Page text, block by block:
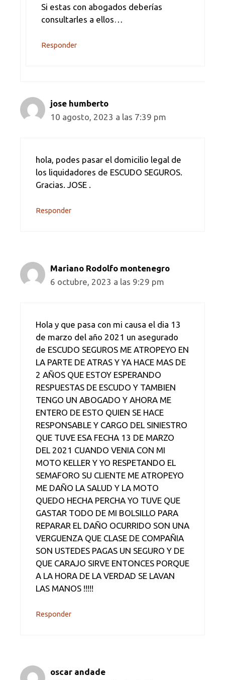
Si estas con abogados deberías
consultarles a ellos…
Responder
jose humberto
10 agosto, 2023 a las 7:39 pm
hola, podes pasar el domicilio legal de
los liquidadores de ESCUDO SEGUROS.
Gracias. JOSE .
Responder
Mariano Rodolfo montenegro
6 octubre, 2023 a las 9:29 pm
Hola y que pasa con mi causa el dia 13
de marzo del año 2021 un asegurado
de ESCUDO SEGUROS ME ATROPEYO EN
LA PARTE DE ATRAS Y YA HACE MAS DE
2 AÑOS QUE ESTOY ESPERANDO
RESPUESTAS DE ESCUDO Y TAMBIEN
TENGO UN ABOGADO Y AHORA ME
ENTERO DE ESTO QUIEN SE HACE
RESPONSABLE Y CARGO DEL SINIESTRO
QUE TUVE ESA FECHA 13 DE MARZO
DEL 2021 CUANDO VENIA CON MI
MOTO KELLER Y YO RESPETANDO EL
SEMAFORO SU CLIENTE ME ATROPEYO
ME DAÑO LA SALUD Y LA MOTO
QUEDO HECHA PERCHA YO TUVE QUE
GASTAR TODO DE MI BOLSILLO PARA
REPARAR EL DAÑO OCURRIDO SON UNA
VERGUENZA QUE CLASE DE COMPAÑIA
SON USTEDES PAGAS UN SEGURO Y DE
QUE CARAJO SIRVE ENTONCES PORQUE
A LA HORA DE LA VERDAD SE LAVAN
LAS MANOS !!!!!
Responder
oscar andade